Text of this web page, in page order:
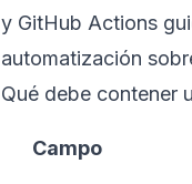
y GitHub Actions
automatización
Qué debe contener
Campo